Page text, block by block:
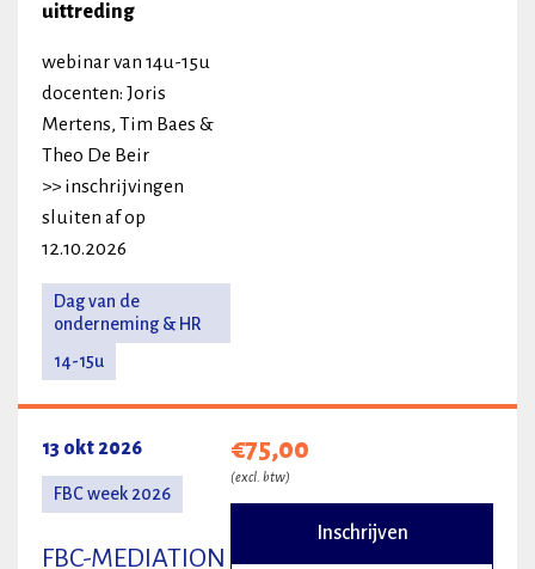
uittreding
webinar van 14u-15u
docenten: Joris
Mertens, Tim Baes &
Theo De Beir
>> inschrijvingen
sluiten af op
12.10.2026
Dag van de
onderneming & HR
14-15u
13 okt 2026
FBC week 2026
FBC-MEDIATION
€75,00
(excl. btw)
Inschrijven